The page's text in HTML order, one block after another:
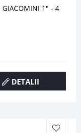
GIACOMINI 1" - 4
DETALII